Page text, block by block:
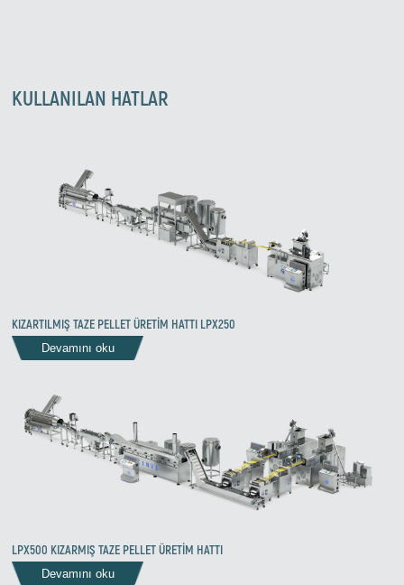
KULLANILAN HATLAR
KIZARTILMIŞ TAZE PELLET ÜRETİM HATTI LPX250
Devamını oku
LPX500 KIZARMIŞ TAZE PELLET ÜRETİM HATTI
Devamını oku